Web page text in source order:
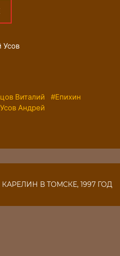
Усов
Виталий
#Епихин
Андрей
КАРЕЛИН В ТОМСКЕ, 1997 ГОД